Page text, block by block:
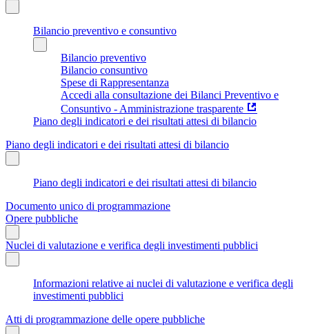
Bilancio preventivo e consuntivo
Bilancio preventivo
Bilancio consuntivo
Spese di Rappresentanza
Accedi alla consultazione dei Bilanci Preventivo e
Consuntivo - Amministrazione trasparente
Piano degli indicatori e dei risultati attesi di bilancio
Piano degli indicatori e dei risultati attesi di bilancio
Piano degli indicatori e dei risultati attesi di bilancio
Documento unico di programmazione
Opere pubbliche
Nuclei di valutazione e verifica degli investimenti pubblici
Informazioni relative ai nuclei di valutazione e verifica degli
investimenti pubblici
Atti di programmazione delle opere pubbliche